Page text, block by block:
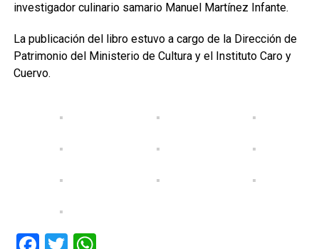
investigador culinario samario Manuel Martínez Infante.
La publicación del libro estuvo a cargo de la Dirección de
Patrimonio del Ministerio de Cultura y el Instituto Caro y
Cuervo.